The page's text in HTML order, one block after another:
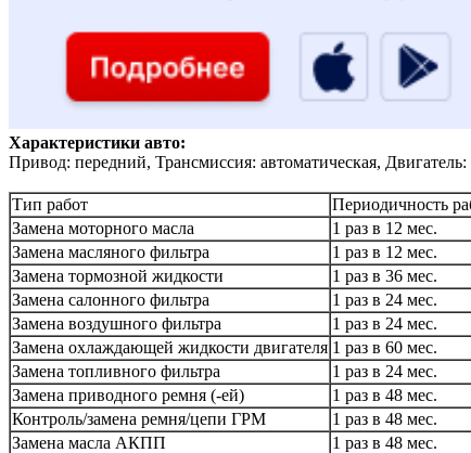
Характеристики авто:
Привод: передний, Трансмиссия: автоматическая, Двигатель:
Тип работ Периодичность
Замена моторного масла
1 раз в 12 мес.
Замена масляного фильтра
1 раз в 12 мес.
Замена тормозной жидкости
1 раз в 36 мес.
Замена салонного фильтра
1 раз в 24 мес.
Замена воздушного фильтра
1 раз в 24 мес.
Замена охлаждающей жидкости двигателя 1 раз в 60 мес.
Замена топливного фильтра
1 раз в 24 мес.
Замена приводного ремня (-ей)
1 раз в 48 мес.
Контроль/замена ремня/цепи ГРМ
1 раз в 48 мес.
Замена масла АКПП
1 раз в 48 мес.